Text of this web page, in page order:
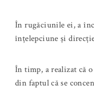
În rugăciunile ei, a
înțelepciune și
În timp, a realizat că
din faptul că se